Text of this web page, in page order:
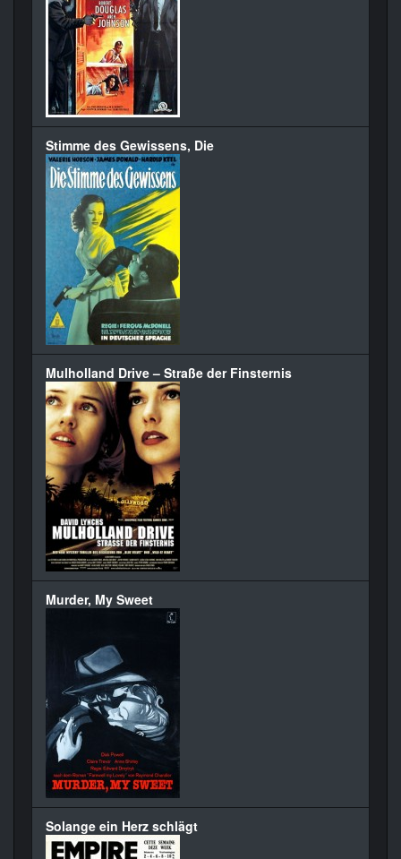
Stimme des Gewissens, Die
Mulholland Drive – Straße der Finsternis
Murder, My Sweet
Solange ein Herz schlägt